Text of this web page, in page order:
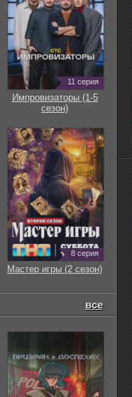
11 серия
Импровизаторы (1-5
сезон)
8 серия
Мастер игры (2 сезон)
все